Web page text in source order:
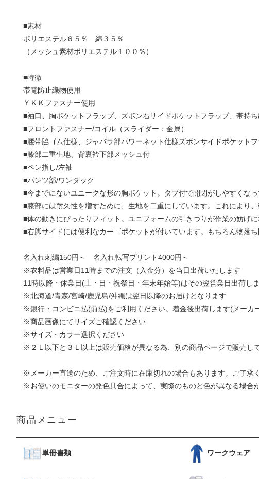
■素材
ポリエステル６５％ 綿３５％
（メッシュ素材ポリエステル１００％）
■特徴
帯電防止織物使用
ＹＫＫファスナー使用
■袖口、胸ポケットフラップ、ズボン右サイドポケットフラップ、帯持
■フロントファスナー/コイル（スライダー：金属）
■腰帯脇ゴム仕様、ジャバラ部パワーネット仕様ズボンサイドポケット
■膝部二重生地、背裏衿下部メッシュ付
■ペン指し/左袖
■パンツ部/ワンタック
■今までにないユニークな形の胸ポケット。タブ付で開閉がしやすくな
■膝部には耐久性を増すために、生地を二重にしています。これにより
■体の動きにぴったりフィット。ユニフォームの引きつりが作業の妨げ
■右脚サイドには便利なカーゴポケットが付いています。もちろん物落ち
名入れ刺繍150円～ 名入れ転写プリント4000円～
※衣料品は営業日11時までの注文（入金分）を当日出荷いたします
11時以降・休業日(土・日・祝祭日・年末年始等)はその翌営業日出荷し
※北海道/青森/宮崎/鹿児島/沖縄は翌日以降のお届けとなります
※銀行・コンビニ払(前払)をご利用ください。着金後出荷します(メーカ
※商品画像にてサイズご確認ください
※サイズ・カラー選択ください
※２Ｌ以下と３Ｌ以上は販売価格が異なる為、別の商品ページで販売し
※メーカー直送のため、ご注文時に在庫切れの場合もあります。ご了承
※お使いのモニターの発色具合によって、実際のものと色が異なる場合
商品メニュー
単冊書類 ワークウェア